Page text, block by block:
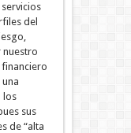
servicios
del
nuestro
los
sus
de “alta